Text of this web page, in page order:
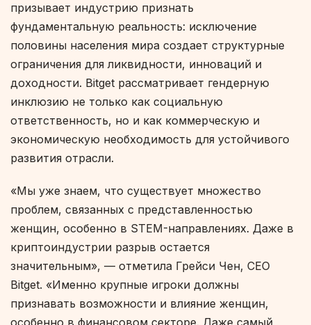
призывает индустрию признать
фундаментальную реальность: исключение
половины населения мира создает структурные
ограничения для ликвидности, инноваций и
доходности. Bitget рассматривает гендерную
инклюзию не только как социальную
ответственность, но и как коммерческую и
экономическую необходимость для устойчивого
развития отрасли.
«Мы уже знаем, что существует множество
проблем, связанных с представленностью
женщин, особенно в STEM-направлениях. Даже в
криптоиндустрии разрыв остается
значительным», — отметила Грейси Чен, CEO
Bitget. «Именно крупные игроки должны
признавать возможности и влияние женщин,
особенно в финансовом секторе. Даже самый